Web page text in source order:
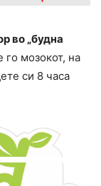
во „будна
го мозокот, на
си 8 часа